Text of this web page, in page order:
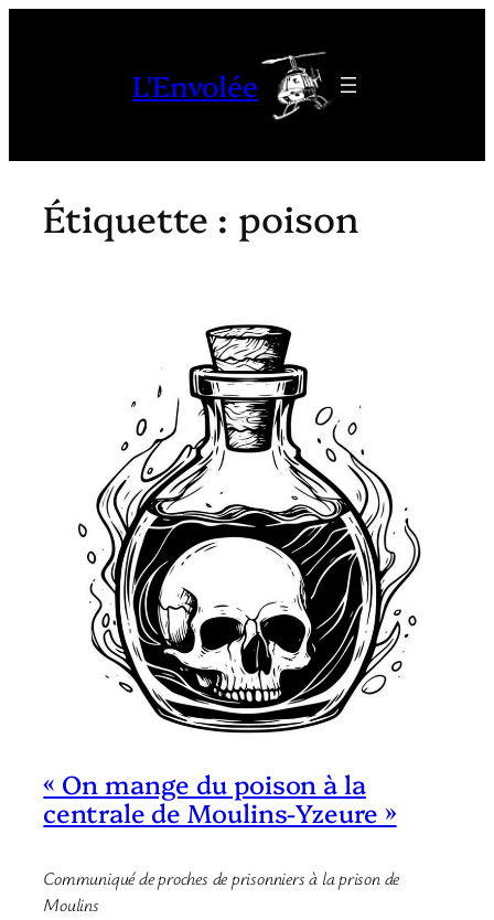
L'Envolée
Étiquette : poison
« On mange du poison à la
centrale de Moulins-Yzeure »
Communiqué de proches de prisonniers à la prison de
Moulins